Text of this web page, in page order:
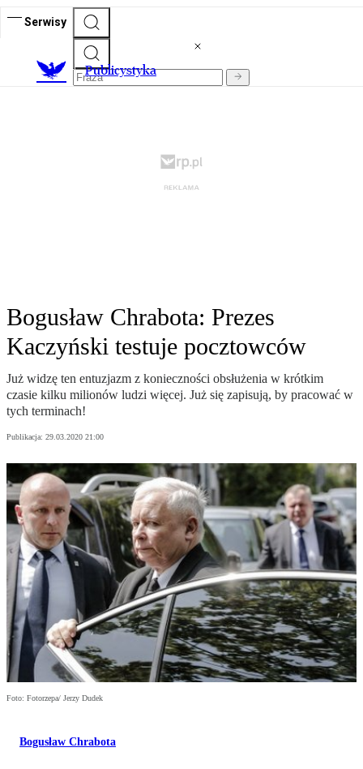
Serwisy
Publicystyka
Bogusław Chrabota: Prezes
Kaczyński testuje pocztowców
Już widzę ten entuzjazm z konieczności obsłużenia w krótkim
czasie kilku milionów ludzi więcej. Już się zapisują, by pracować w
tych terminach!
Publikacja: 29.03.2020 21:00
Foto: Fotorzepa/ Jerzy Dudek
Bogusław Chrabota